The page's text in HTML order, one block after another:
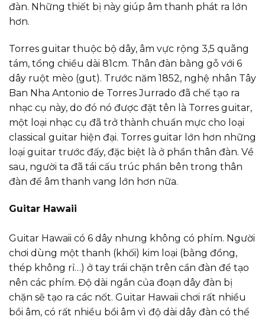
đàn. Những thiết bị này giúp âm thanh phát ra lớn
hơn.
Torres guitar thuộc bộ dây, âm vực rộng 3,5 quãng
tám, tổng chiều dài 81cm. Thân đàn bằng gỗ với 6
dây ruột mèo (gut). Trước năm 1852, nghệ nhân Tây
Ban Nha Antonio de Torres Jurrado đã chế tạo ra
nhạc cụ này, do đó nó được đặt tên là Torres guitar,
một loại nhạc cụ đã trở thành chuẩn mực cho loại
classical guitar hiện đại. Torres guitar lớn hơn những
loại guitar trước đấy, đặc biệt là ở phần thân đàn. Về
sau, người ta đã tái cấu trúc phần bên trong thân
đàn để âm thanh vang lớn hơn nữa.
Guitar Hawaii
Guitar Hawaii có 6 dây nhưng không có phím. Người
chơi dùng một thanh (khối) kim loại (bằng đồng,
thép không rỉ…) ở tay trái chặn trên cần đàn để tạo
nên các phím. Độ dài ngắn của đoạn dây đàn bị
chặn sẽ tạo ra các nốt. Guitar Hawaii chơi rất nhiều
bồi âm, có rất nhiều bồi âm vì độ dài dây đàn có thể